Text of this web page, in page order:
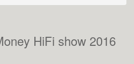
HiFi show 2016